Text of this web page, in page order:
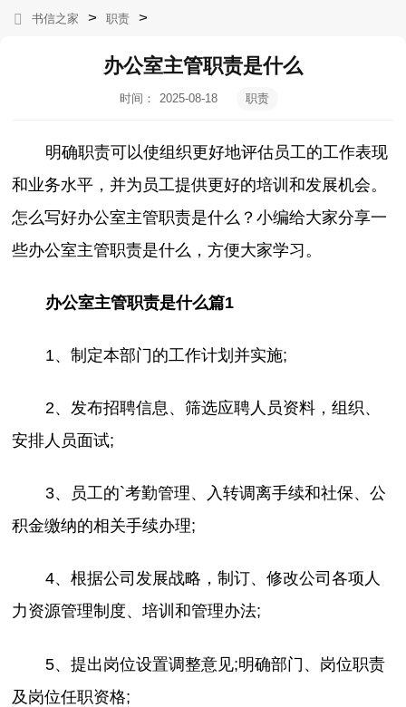
书信之家 > 职责 >
办公室主管职责是什么
时间：
2025-08-18
职责
明确职责可以使组织更好地评估员工的工作表现
和业务水平，并为员工提供更好的培训和发展机会。
怎么写好办公室主管职责是什么？小编给大家分享一
些办公室主管职责是什么，方便大家学习。
办公室主管职责是什么篇1
1、制定本部门的工作计划并实施;
2、发布招聘信息、筛选应聘人员资料，组织、
安排人员面试;
3、员工的`考勤管理、入转调离手续和社保、公
积金缴纳的相关手续办理;
4、根据公司发展战略，制订、修改公司各项人
力资源管理制度、培训和管理办法;
5、提出岗位设置调整意见;明确部门、岗位职责
及岗位任职资格;